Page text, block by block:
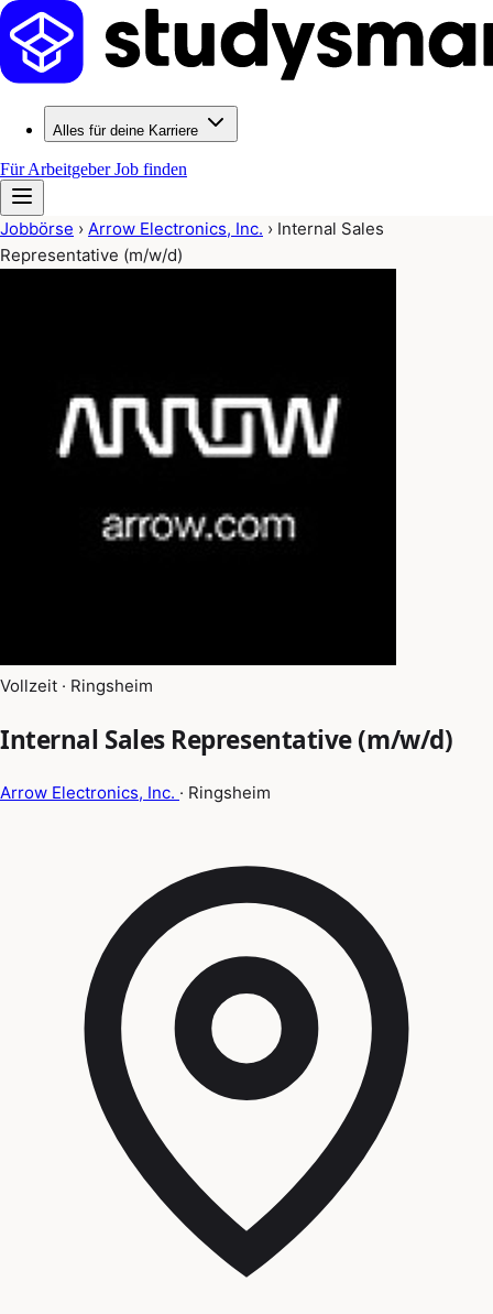
Alles für deine Karriere
Für ArbeitgeberJob finden
Jobbörse › Arrow Electronics, Inc. › Internal Sales
Representative (m/w/d)
Vollzeit · Ringsheim
Internal Sales Representative (m/w/d)
Arrow Electronics, Inc. · Ringsheim